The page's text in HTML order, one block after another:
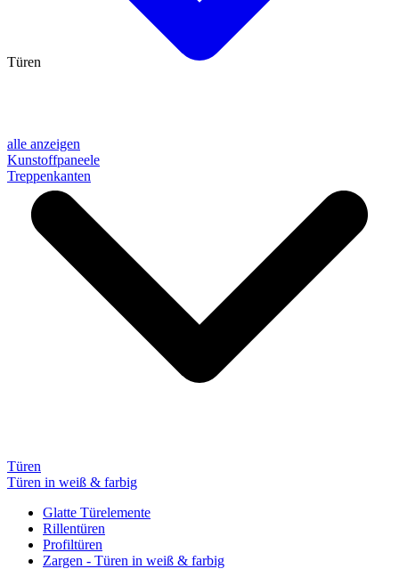
alle anzeigen
Kunstoffpaneele
Treppenkanten
Türen
Türen
Türen in weiß & farbig
Glatte Türelemente
Rillentüren
Profiltüren
Zargen - Türen in weiß & farbig